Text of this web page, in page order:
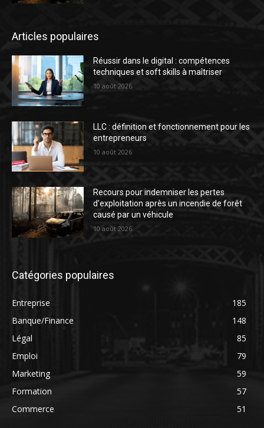
Articles populaires
Réussir dans le digital : compétences
techniques et soft skills à maîtriser
10 août 2026
LLC : définition et fonctionnement pour les
entrepreneurs
10 août 2026
Recours pour indemniser les pertes
d’exploitation après un incendie de forêt
causé par un véhicule
10 août 2026
Catégories populaires
Entreprise
185
Banque/Finance
148
Légal
85
Emploi
79
Marketing
59
Formation
57
Commerce
51